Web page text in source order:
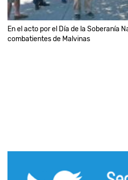
En el acto por el Día de la Soberanía
combatientes de Malvinas